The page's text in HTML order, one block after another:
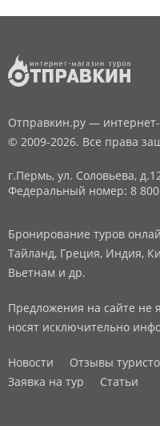
Отправкин.ру —
© 2009-2026. Все права
г.Пермь, ул. Соловьева,
Федеральный номер: 8 800
Бронирование туров
Тайланд, Греция, Индия,
Вьетнам и др.
Предложения на сайте не
носят исключительно
Новости Отзывы
Заявка на тур
Статьи